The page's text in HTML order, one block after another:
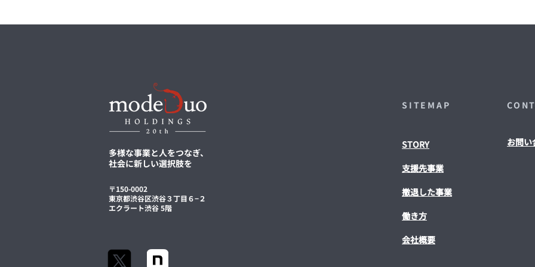
多様な事業と人をつなぎ、
社会に新しい選択肢を
〒150-0002
東京都渋谷区渋谷３丁目６−２
エクラート渋谷 5階
SITEMAP
STORY
​支援先事業
撤退した事業
働き方
会社概要
お問い